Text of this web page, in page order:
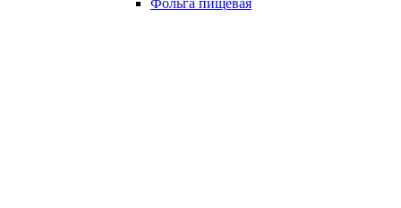
Фольга пищевая